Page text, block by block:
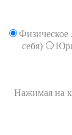
Физическое
себя)
Нажимая на